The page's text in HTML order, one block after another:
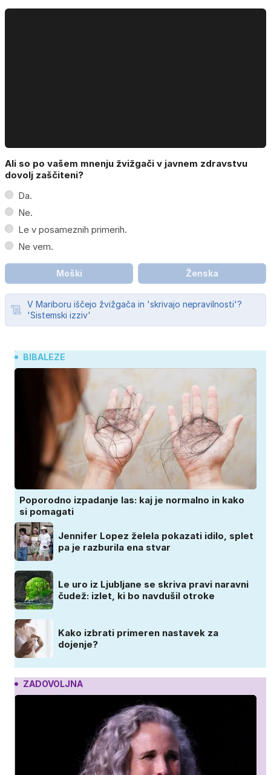
Ali so po vašem mnenju žvižgači v javnem zdravstvu
dovolj zaščiteni?
Da.
Ne.
Le v posameznih primerih.
Ne vem.
Moški Ženska
V Mariboru iščejo žvižgača in 'skrivajo nepravilnosti'?
'Sistemski izziv'
BIBALEZE
Poporodno izpadanje las: kaj je normalno in kako
si pomagati
Jennifer Lopez želela pokazati idilo, splet
pa je razburila ena stvar
Le uro iz Ljubljane se skriva pravi naravni
čudež: izlet, ki bo navdušil otroke
Kako izbrati primeren nastavek za
dojenje?
ZADOVOLJNA